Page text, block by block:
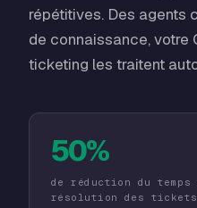
répétitives. Des agents
de connaissance, votre
ticketing les traitent
50%
de réduction du temps
résolution des tickets